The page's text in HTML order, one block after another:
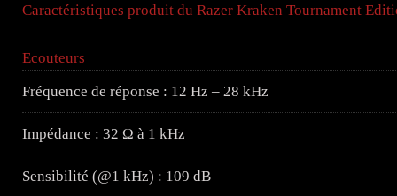
Caractéristiques produit du Razer Kraken Tournament
Ecouteurs
Fréquence de réponse : 12 Hz – 28 kHz
Impédance : 32 Ω à 1 kHz
Sensibilité (@1 kHz) : 109 dB